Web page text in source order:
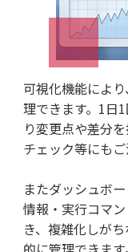
可視化機能によ
理できます。1日
り変更点や差分
チェック等にもご
またダッシュボ
情報・実行コマ
き、複雑化しが